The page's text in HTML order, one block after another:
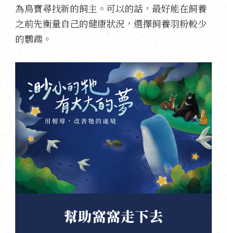
為鳥寶尋找新的飼主。可以的話，最好能在飼養
之前先衡量自己的健康狀況，選擇飼養羽粉較少
的鸚鵡。
幫助窩窩走下去